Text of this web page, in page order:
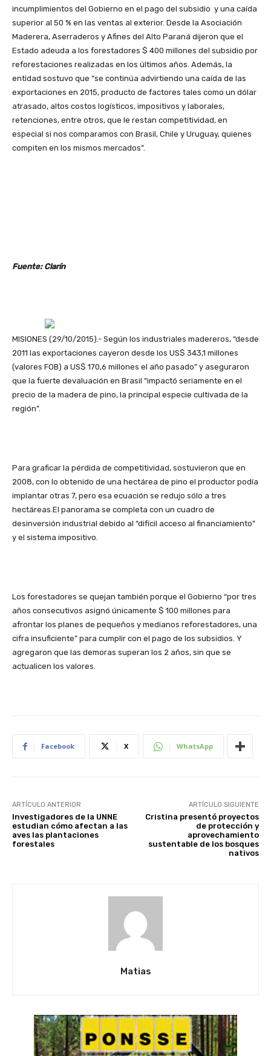
incumplimientos del Gobierno en el pago del subsidio y una caída
superior al 50 % en las ventas al exterior. Desde la Asociación
Maderera, Aserraderos y Afines del Alto Paraná dijeron que el
Estado adeuda a los forestadores $ 400 millones del subsidio por
reforestaciones realizadas en los últimos años. Además, la
entidad sostuvo que “se continúa advirtiendo una caída de las
exportaciones en 2015, producto de factores tales como un dólar
atrasado, altos costos logísticos, impositivos y laborales,
retenciones, entre otros, que le restan competitividad, en
especial si nos comparamos con Brasil, Chile y Uruguay, quienes
compiten en los mismos mercados”.
Fuente: Clarín
MISIONES (29/10/2015).- Según los industriales madereros, “desde
2011 las exportaciones cayeron desde los US$ 343,1 millones
(valores FOB) a US$ 170,6 millones el año pasado” y aseguraron
que la fuerte devaluación en Brasil “impactó seriamente en el
precio de la madera de pino, la principal especie cultivada de la
región”.
Para graficar la pérdida de competitividad, sostuvieron que en
2008, con lo obtenido de una hectárea de pino el productor podía
implantar otras 7, pero esa ecuación se redujo sólo a tres
hectáreas.El panorama se completa con un cuadro de
desinversión industrial debido al “difícil acceso al financiamiento”
y el sistema impositivo.
Los forestadores se quejan también porque el Gobierno “por tres
años consecutivos asignó únicamente $ 100 millones para
afrontar los planes de pequeños y medianos reforestadores, una
cifra insuficiente” para cumplir con el pago de los subsidios. Y
agregaron que las demoras superan los 2 años, sin que se
actualicen los valores.
Facebook X WhatsApp
ARTÍCULO ANTERIOR
Investigadores de la UNNE
estudian cómo afectan a las
aves las plantaciones
forestales
ARTÍCULO SIGUIENTE
Cristina presentó proyectos
de protección y
aprovechamiento
sustentable de los bosques
nativos
Matias